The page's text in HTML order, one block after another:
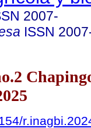
2007-
ISSN